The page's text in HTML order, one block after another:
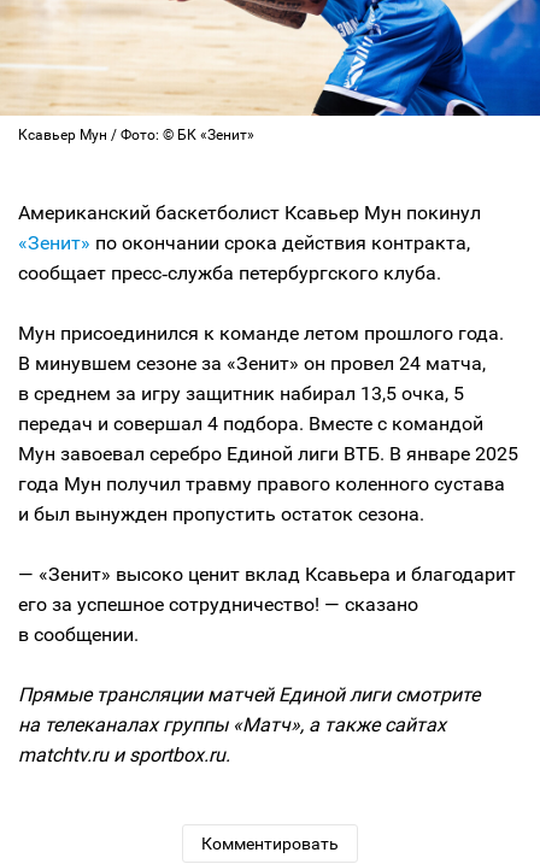
Ксавьер Мун / Фото: © БК «Зенит»
Американский баскетболист Ксавьер Мун покинул
«Зенит» по окончании срока действия контракта,
сообщает пресс‑служба петербургского клуба.
Мун присоединился к команде летом прошлого года.
В минувшем сезоне за «Зенит» он провел 24 матча,
в среднем за игру защитник набирал 13,5 очка, 5
передач и совершал 4 подбора. Вместе с командой
Мун завоевал серебро Единой лиги ВТБ. В январе 2025
года Мун получил травму правого коленного сустава
и был вынужден пропустить остаток сезона.
— «Зенит» высоко ценит вклад Ксавьера и благодарит
его за успешное сотрудничество! — сказано
в сообщении.
Прямые трансляции матчей Единой лиги смотрите
на телеканалах группы «Матч», а также сайтах
matchtv.ru и sportbox.ru.
Комментировать